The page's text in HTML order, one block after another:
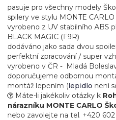
pasuje pro všechny modely
spilery ve stylu MONTE CARLO
vyrobeno z UV stabilního ABS
BLACK MAGIC (F9R)
dodáváno jako sada dvou
perfektní zpracování / super
vyrobeno v ČR - Mladá
doporučujeme odbornou
montáž lepením (lepidlo není
Máte-li jakékoliv otázky k
nárazníku MONTE CARLO
nebo zavolejte na tel. +420